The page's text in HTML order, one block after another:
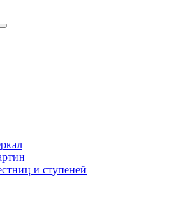
и ступеней